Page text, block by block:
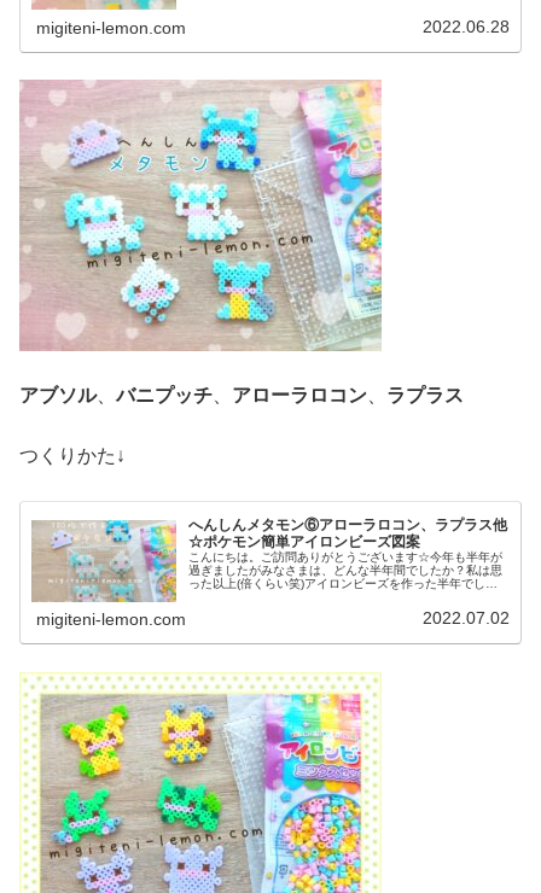
migiteni-lemon.com 2022.06.28
アブソル、バニプッチ アローラロコン ラプラス
つくりかた↓
へんしんメタモン⑥アローラロコン、ラプラス他
☆ポケモン簡単アイロンビーズ図案
こんにちは。ご訪問ありがとうございます☆今年も半年が
過ぎましたがみなさまは、どんな半年間でしたか？私は思
った以上(倍くらい笑)アイロンビーズを作った半年でし
migiteni-lemon.com 2022.07.02